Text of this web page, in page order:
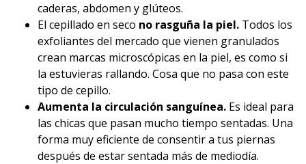
caderas, abdomen y glúteos.
El cepillado en seco no rasguña la piel. Todos los
exfoliantes del mercado que vienen granulados
crean marcas microscópicas en la piel, es como si
la estuvieras rallando. Cosa que no pasa con este
tipo de cepillo.
Aumenta la circulación sanguínea. Es ideal para
las chicas que pasan mucho tiempo sentadas. Una
forma muy eficiente de consentir a tus piernas
después de estar sentada más de mediodía.